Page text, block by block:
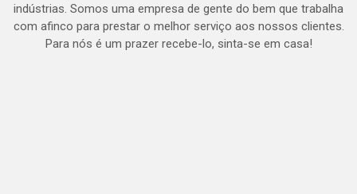
indústrias. Somos uma empresa de gente do bem que trabalha
com afinco para prestar o melhor serviço aos nossos clientes.
Para nós é um prazer recebe-lo, sinta-se em casa!